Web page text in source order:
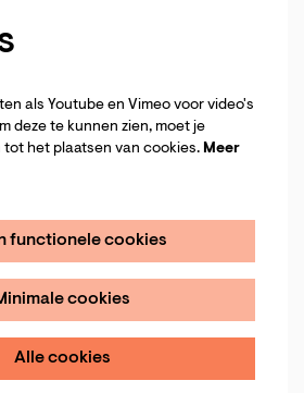
als Youtube en Vimeo voor video's
deze te kunnen zien, moet je
het plaatsen van cookies. Meer
functionele cookies
cookies
Alle cookies
Inzoomen